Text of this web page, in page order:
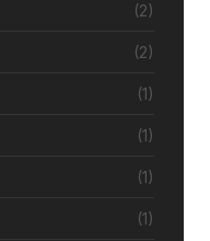
(2)
(2)
(1)
(1)
(1)
(1)